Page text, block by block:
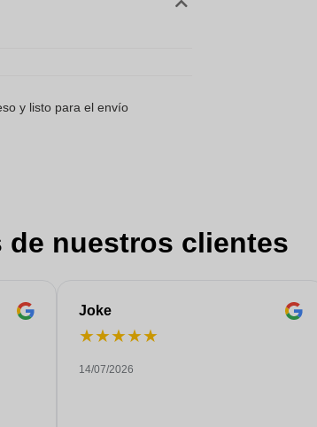
y listo para el envío
de nuestros clientes
Joke
★★★★★
14/07/2026